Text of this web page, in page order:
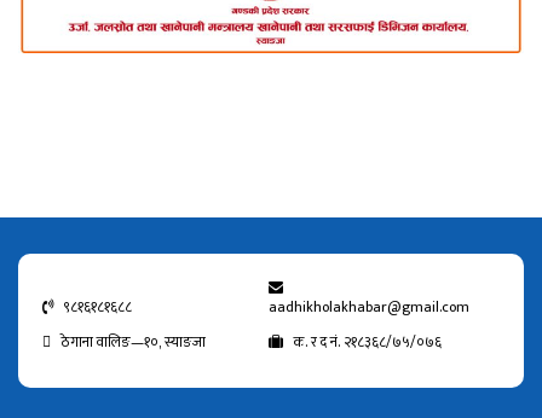
९८१६१८१६८८
aadhikholakhabar@gmail.com
ठेगाना वालिङ—१०, स्याङजा
क. र द नं. २१८३६८/७५/०७६